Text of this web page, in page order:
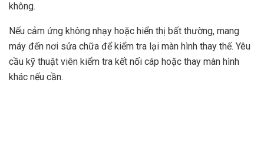
không.
Nếu cảm ứng không nhạy hoặc hiển thị bất thường, mang
máy đến nơi sửa chữa để kiểm tra lại màn hình thay thế. Yêu
cầu kỹ thuật viên kiểm tra kết nối cáp hoặc thay màn hình
khác nếu cần.